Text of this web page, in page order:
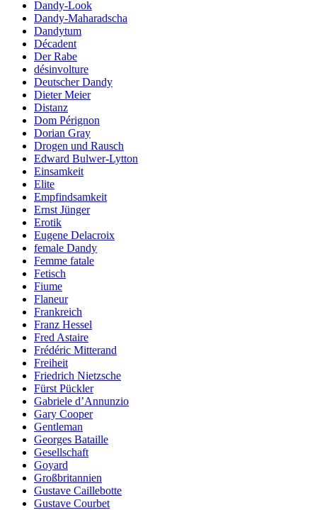
Dandy-Look
Dandy-Maharadscha
Dandytum
Décadent
Der Rabe
désinvolture
Deutscher Dandy
Dieter Meier
Distanz
Dom Pérignon
Dorian Gray
Drogen und Rausch
Edward Bulwer-Lytton
Einsamkeit
Elite
Empfindsamkeit
Ernst Jünger
Erotik
Eugene Delacroix
female Dandy
Femme fatale
Fetisch
Fiume
Flaneur
Frankreich
Franz Hessel
Fred Astaire
Frédéric Mitterand
Freiheit
Friedrich Nietzsche
Fürst Pückler
Gabriele d’Annunzio
Gary Cooper
Gentleman
Georges Bataille
Gesellschaft
Goyard
Großbritannien
Gustave Caillebotte
Gustave Courbet